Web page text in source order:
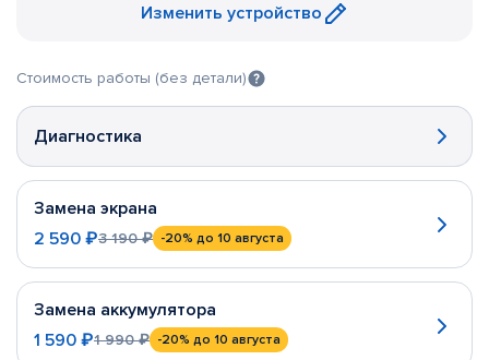
Изменить устройство
Стоимость работы (без детали)
Диагностика
Замена экрана
2 590 ₽3 190 ₽ -20% до 10 августа
Замена аккумулятора
1 590 ₽1 990 ₽ -20% до 10 августа